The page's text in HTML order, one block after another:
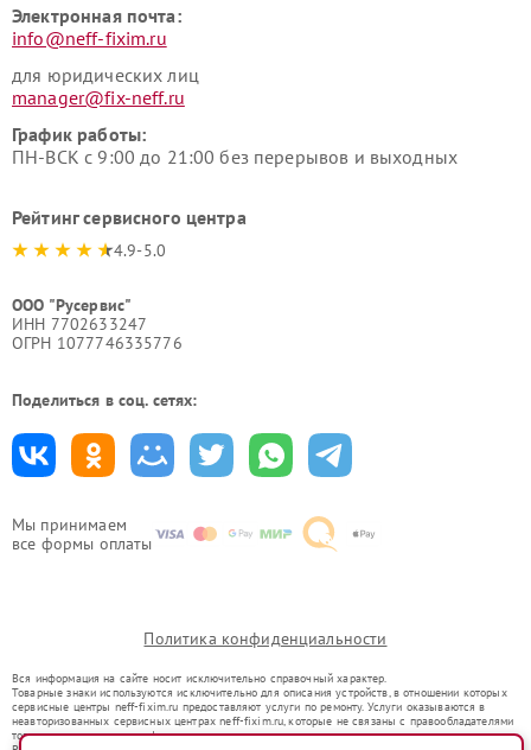
Мы принимаем
все формы оплаты
Электронная почта:
info@neff-fixim.ru
для юридических лиц
manager@fix-neff.ru
График работы:
ПН-ВСК с 9:00 до 21:00 без перерывов и выходных
Рейтинг сервисного центра
4.9-5.0
ООО "Русервис"
ИНН 7702633247
ОГРН 1077746335776
Поделиться в соц. сетях:
Политика конфиденциальности
Вся информация на сайте носит исключительно справочный характер.
Товарные знаки используются исключительно для описания устройств, в отношении которых
сервисные центры neff-fixim.ru предоставляют услуги по ремонту. Услуги оказываются в
неавторизованных сервисных центрах neff-fixim.ru, которые не связаны с правообладателями
товарных знаков или их официальными представителями.